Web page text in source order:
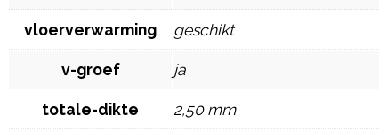
vloerverwarming geschikt
v-groef ja
totale-dikte 2,50 mm